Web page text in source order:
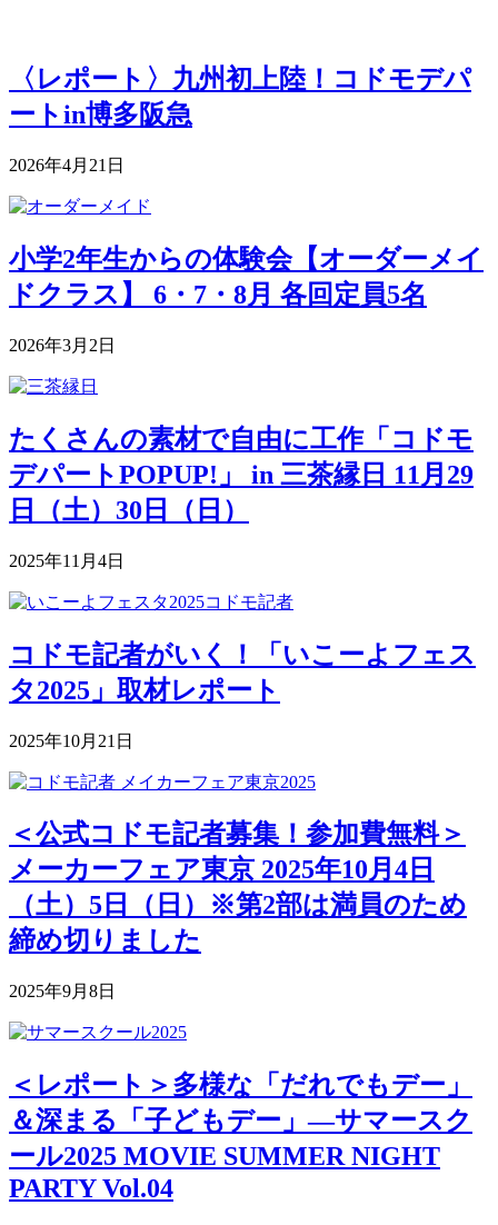
〈レポート〉九州初上陸！コドモデパ
ートin博多阪急
2026年4月21日
小学2年生からの体験会【オーダーメイ
ドクラス】 6・7・8月 各回定員5名
2026年3月2日
たくさんの素材で自由に工作「コドモ
デパートPOPUP!」 in 三茶縁日 11月29
日（土）30日（日）
2025年11月4日
コドモ記者がいく！「いこーよフェス
タ2025」取材レポート
2025年10月21日
＜公式コドモ記者募集！参加費無料＞
メーカーフェア東京 2025年10月4日
（土）5日（日）※第2部は満員のため
締め切りました
2025年9月8日
＜レポート＞多様な「だれでもデー」
＆深まる「子どもデー」―サマースク
ール2025 MOVIE SUMMER NIGHT
PARTY Vol.04